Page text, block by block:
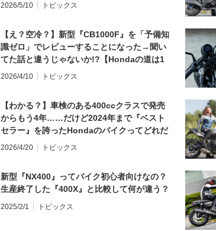
2026/5/10 トピックス
【え？空冷？】新型『CB1000F』を「予備知
識ゼロ」でレビューすることになった→聞い
てた話と違うじゃないか!?【Hondaの道は1
日にしてならず／CB1000F ①第一印象 編】
2026/4/10 トピックス
【わかる？】車検のある400ccクラスで発売
からもう4年……だけど2024年まで『ベスト
セラー』を誇ったHondaのバイクってどれだ
と思う？
2026/4/20 トピックス
新型『NX400』ってバイク初心者向けなの？
生産終了した『400X』と比較して何が違う？
2025/2/1 トピックス